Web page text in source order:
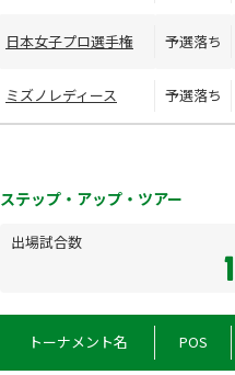
日本女子プロ選手権 予選落ち
ミズノレディース 予選落ち
ステップ・アップ・ツアー
出場試合数
1
トーナメント名 POS